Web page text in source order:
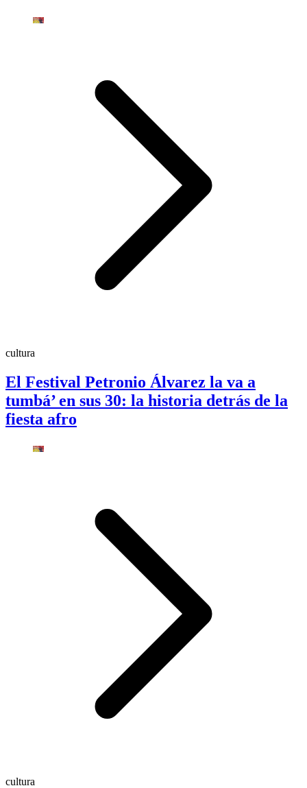
cultura
El Festival Petronio Álvarez la va a
tumbá’ en sus 30: la historia detrás de la
fiesta afro
cultura